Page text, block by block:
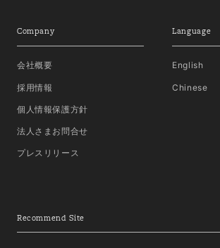
Company
会社概要
採用情報
個人情報保護方針
法人さまお問合せ
プレスリリース
Language
English
Chinese
Recommend Site